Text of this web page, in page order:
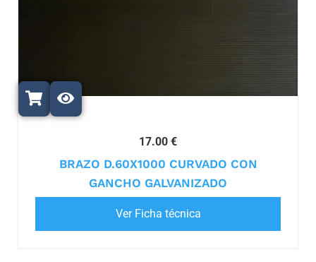
17.00 €
BRAZO D.60X1000 CURVADO CON
GANCHO GALVANIZADO
Ver Ficha técnica